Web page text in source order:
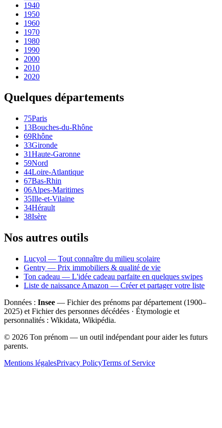
1940
1950
1960
1970
1980
1990
2000
2010
2020
Quelques départements
75Paris
13Bouches-du-Rhône
69Rhône
33Gironde
31Haute-Garonne
59Nord
44Loire-Atlantique
67Bas-Rhin
06Alpes-Maritimes
35Ille-et-Vilaine
34Hérault
38Isère
Nos autres outils
Lucyol — Tout connaître du milieu scolaire
Gentry — Prix immobiliers & qualité de vie
Ton cadeau — L'idée cadeau parfaite en quelques swipes
Liste de naissance Amazon — Créer et partager votre liste
Données : Insee — Fichier des prénoms par département (1900–
2025) et Fichier des personnes décédées · Étymologie et
personnalités : Wikidata, Wikipédia.
© 2026 Ton prénom — un outil indépendant pour aider les futurs
parents.
Mentions légalesPrivacy PolicyTerms of Service